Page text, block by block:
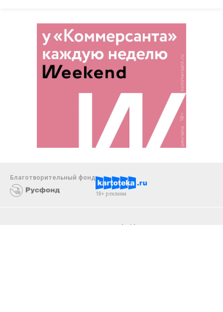
Благотворительный фонд
18+ реклама
Android